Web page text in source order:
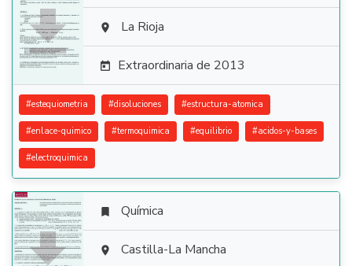
  La Rioja
 Extraordinaria de 2013
#estequiometria #disoluciones #estructura-atomica
#enlace-quimico #termoquimica #equilibrio #acidos-y-bases
#electroquimica
 Química
 Castilla-La Mancha